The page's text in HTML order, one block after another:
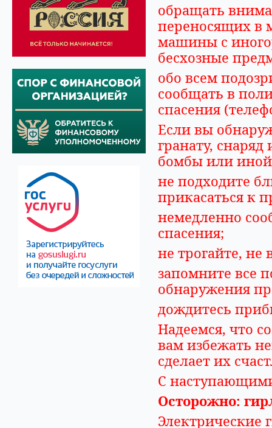
обращать
переносящих в
машины с
бесхозные
обо всем
сообщать в
спасения
Если вы
гранату,
бомбы или
не подходите
прикасаться к
немедленно
спасения;
не трогайте,
запомните все
обнаружения
дождитесь
Надеемся, что
вам избежать
сделает их
С
Осторожно:
Электрические